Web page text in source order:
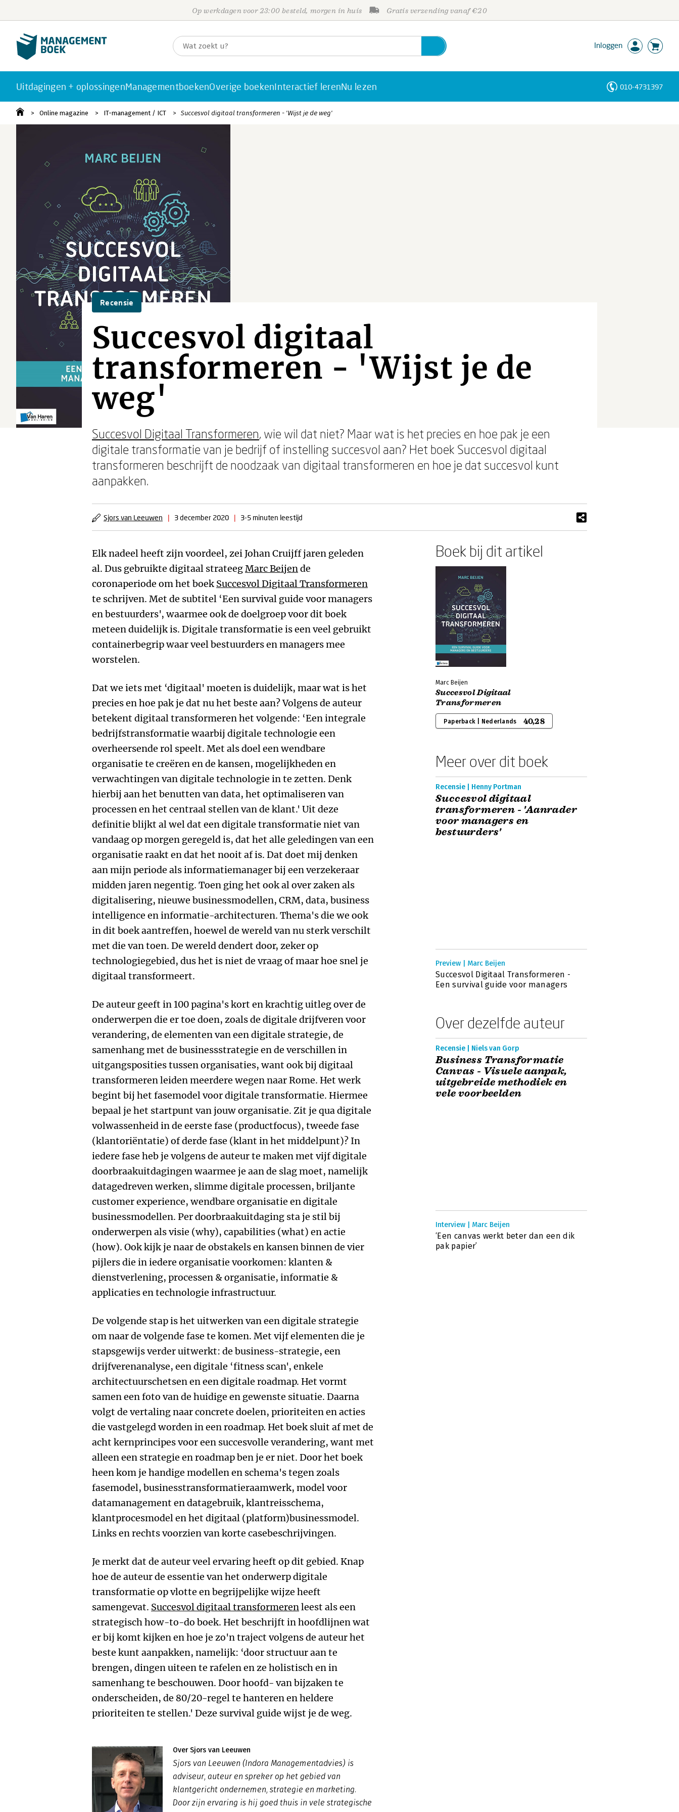
Op werkdagen voor 23:00 besteld, morgen in huis Gratis verzending vanaf €20
Inloggen
Uitdagingen + oplossingenManagementboekenOverige boekenInteractief lerenNu lezen 010-4731397
Online magazine IT-management / ICT Succesvol digitaal transformeren - 'Wijst je de weg'
Recensie
Succesvol digitaal
transformeren - 'Wijst je de
weg'
Succesvol Digitaal Transformeren, wie wil dat niet? Maar wat is het precies en hoe pak je een
digitale transformatie van je bedrijf of instelling succesvol aan? Het boek Succesvol digitaal
transformeren beschrijft de noodzaak van digitaal transformeren en hoe je dat succesvol kunt
aanpakken.
Sjors van Leeuwen | 3 december 2020 | 3-5 minuten leestijd
Elk nadeel heeft zijn voordeel, zei Johan Cruijff jaren geleden
al. Dus gebruikte digitaal strateegMarc Beijende
coronaperiode om het boekSuccesvol Digitaal Transformeren
te schrijven. Met de subtitel ‘Een survival guide voor managers
en bestuurders', waarmee ook de doelgroep voor dit boek
meteen duidelijk is. Digitale transformatie is een veel gebruikt
containerbegrip waar veel bestuurders en managers mee
worstelen.
Dat we iets met ‘digitaal' moeten is duidelijk, maar wat is het
precies en hoe pak je dat nu het beste aan? Volgens de auteur
betekent digitaal transformeren het volgende: ‘Een integrale
bedrijfstransformatie waarbij digitale technologie een
overheersende rol speelt. Met als doel een wendbare
organisatie te creëren en de kansen, mogelijkheden en
verwachtingen van digitale technologie in te zetten. Denk
hierbij aan het benutten van data, het optimaliseren van
processen en het centraal stellen van de klant.' Uit deze
definitie blijkt al wel dat een digitale transformatie niet van
vandaag op morgen geregeld is, dat het alle geledingen van een
organisatie raakt en dat het nooit af is. Dat doet mij denken
aan mijn periode als informatiemanager bij een verzekeraar
midden jaren negentig. Toen ging het ook al over zaken als
digitalisering, nieuwe businessmodellen, CRM, data, business
intelligence en informatie-architecturen. Thema's die we ook
in dit boek aantreffen, hoewel de wereld van nu sterk verschilt
met die van toen. De wereld dendert door, zeker op
technologiegebied, dus het is niet de vraag of maar hoe snel je
digitaal transformeert.
De auteur geeft in 100 pagina's kort en krachtig uitleg over de
onderwerpen die er toe doen, zoals de digitale drijfveren voor
verandering, de elementen van een digitale strategie, de
samenhang met de businessstrategie en de verschillen in
uitgangsposities tussen organisaties, want ook bij digitaal
transformeren leiden meerdere wegen naar Rome. Het werk
begint bij het fasemodel voor digitale transformatie. Hiermee
bepaal je het startpunt van jouw organisatie. Zit je qua digitale
volwassenheid in de eerste fase (productfocus), tweede fase
(klantoriëntatie) of derde fase (klant in het middelpunt)? In
iedere fase heb je volgens de auteur te maken met vijf digitale
doorbraakuitdagingen waarmee je aan de slag moet, namelijk
datagedreven werken, slimme digitale processen, briljante
customer experience, wendbare organisatie en digitale
businessmodellen. Per doorbraakuitdaging sta je stil bij
onderwerpen als visie (why), capabilities (what) en actie
(how). Ook kijk je naar de obstakels en kansen binnen de vier
pijlers die in iedere organisatie voorkomen: klanten &
dienstverlening, processen & organisatie, informatie &
applicaties en technologie infrastructuur.
De volgende stap is het uitwerken van een digitale strategie
om naar de volgende fase te komen. Met vijf elementen die je
stapsgewijs verder uitwerkt: de business-strategie, een
drijfverenanalyse, een digitale ‘fitness scan', enkele
architectuurschetsen en een digitale roadmap. Het vormt
samen een foto van de huidige en gewenste situatie. Daarna
volgt de vertaling naar concrete doelen, prioriteiten en acties
die vastgelegd worden in een roadmap. Het boek sluit af met de
acht kernprincipes voor een succesvolle verandering, want met
alleen een strategie en roadmap ben je er niet. Door het boek
heen kom je handige modellen en schema's tegen zoals
fasemodel, businesstransformatieraamwerk, model voor
datamanagement en datagebruik, klantreisschema,
klantprocesmodel en het digitaal (platform)businessmodel.
Links en rechts voorzien van korte casebeschrijvingen.
Je merkt dat de auteur veel ervaring heeft op dit gebied. Knap
hoe de auteur de essentie van het onderwerp digitale
transformatie op vlotte en begrijpelijke wijze heeft
samengevat. Succesvol digitaal transformerenleest als een
strategisch how-to-do boek. Het beschrijft in hoofdlijnen wat
er bij komt kijken en hoe je zo'n traject volgens de auteur het
beste kunt aanpakken, namelijk: ‘door structuur aan te
brengen, dingen uiteen te rafelen en ze holistisch en in
samenhang te beschouwen. Door hoofd- van bijzaken te
onderscheiden, de 80/20-regel te hanteren en heldere
prioriteiten te stellen.' Deze survival guide wijst je de weg.
Over Sjors van Leeuwen
Sjors van Leeuwen (Indora Managementadvies) is
adviseur, auteur en spreker op het gebied van
klantgericht ondernemen, strategie en marketing.
Door zijn ervaring is hij goed thuis in vele strategische
Boek bij dit artikel
Marc Beijen
Succesvol Digitaal
Transformeren
Paperback | Nederlands 40,28
Meer over dit boek
Recensie | Henny Portman
Succesvol digitaal
transformeren - 'Aanrader
voor managers en
bestuurders'
Preview | Marc Beijen
Succesvol Digitaal Transformeren -
Een survival guide voor managers
Over dezelfde auteur
Recensie | Niels van Gorp
Business Transformatie
Canvas - Visuele aanpak,
uitgebreide methodiek en
vele voorbeelden
Interview | Marc Beijen
‘Een canvas werkt beter dan een dik
pak papier’
Personen